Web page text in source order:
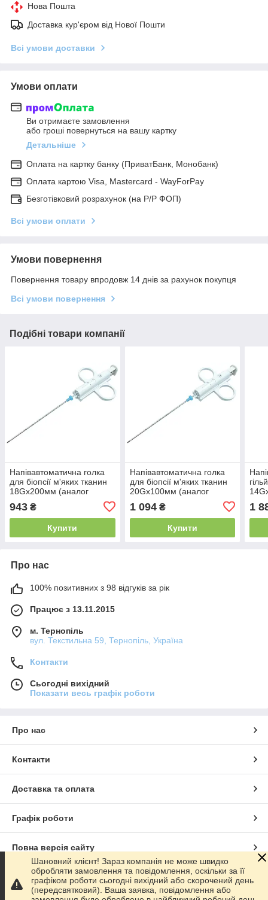
Нова Пошта
Доставка кур'єром від Нової Пошти
Всі умови доставки
Умови оплати
Ви отримаєте замовлення
або гроші повернуться на вашу картку
Детальніше
Оплата на картку банку (ПриватБанк, Монобанк)
Оплата картою Visa, Mastercard - WayForPay
Безготівковий розрахунок (на Р/Р ФОП)
Всі умови оплати
Умови повернення
Повернення товару впродовж 14 днів за рахунок покупця
Всі умови повернення
Подібні товари компанії
Напівавтоматична голка
для біопсії м'яких тканин
18Gх200мм (аналог
943 ₴
Купити
Напівавтоматична голка
для біопсії м'яких тканин
20Gх100мм (аналог
1 094₴
Купити
-
1
Про нас
100% позитивних з 98 відгуків за рік
Працює з 13.11.2015
м. Тернопіль
вул. Текстильна 59, Тернопіль, Україна
Контакти
Сьогодні вихідний
Показати весь графік роботи
Про нас
Контакти
Доставка та оплата
Графік роботи
Повна версія сайту
Сайт створено на маркетплейсіProm.ua
Шановний клієнт! Зараз компанія не може швидко
обробляти замовлення та повідомлення, оскільки за її
графіком роботи сьогодні вихідний або скорочений день
(передсвятковий). Ваша заявка, повідомлення або